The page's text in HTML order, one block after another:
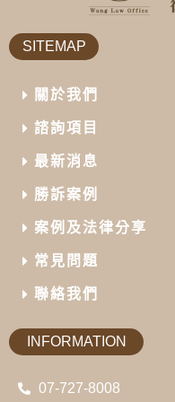
SITEMAP
關於我們
諮詢項目
最新消息
勝訴案例
案例及法律分享
常見問題
聯絡我們
INFORMATION
07-727-8008